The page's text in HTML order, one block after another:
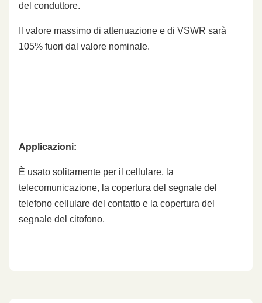
del conduttore.
Il valore massimo di attenuazione e di VSWR sarà
105% fuori dal valore nominale.
Applicazioni:
È usato solitamente per il cellulare, la
telecomunicazione, la copertura del segnale del
telefono cellulare del contatto e la copertura del
segnale del citofono.